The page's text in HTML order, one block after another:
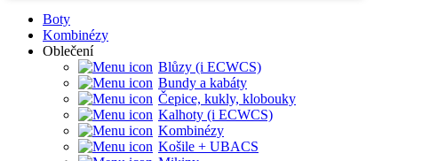
Boty
Kombinézy
Oblečení
Blůzy (i ECWCS)
Bundy a kabáty
Čepice, kukly, klobouky
Kalhoty (i ECWCS)
Kombinézy
Košile + UBACS